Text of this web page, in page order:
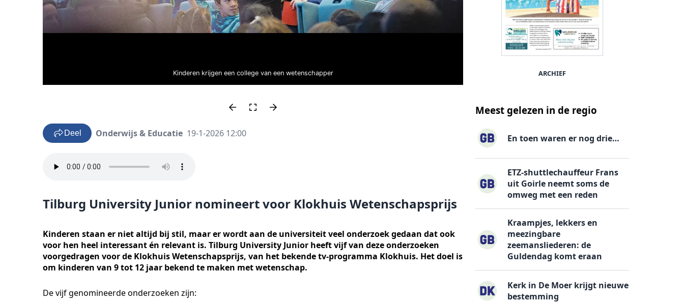
Kinderen krijgen een college van een wetenschapper Tijdens een kindercollege maken kinderen
Deel Onderwijs & Educatie 19-1-2026 12:00
Tilburg University Junior nomineert voor Klokhuis Wetenschapsprijs
Kinderen staan er niet altijd bij stil, maar er wordt aan de universiteit veel onderzoek gedaan dat ook
voor hen heel interessant én relevant is. Tilburg University Junior heeft vijf van deze onderzoeken
voorgedragen voor de Klokhuis Wetenschapsprijs, van het bekende tv-programma Klokhuis. Het doel is
om kinderen van 9 tot 12 jaar bekend te maken met wetenschap.
De vijf genomineerde onderzoeken zijn:
ARCHIEF
Meest gelezen in de regio
En toen waren er nog drie…
ETZ-shuttlechauffeur Frans
uit Goirle neemt soms de
omweg met een reden
Kraampjes, lekkers en
meezingbare
zeemansliederen: de
Guldendag komt eraan
Kerk in De Moer krijgt nieuwe
bestemming